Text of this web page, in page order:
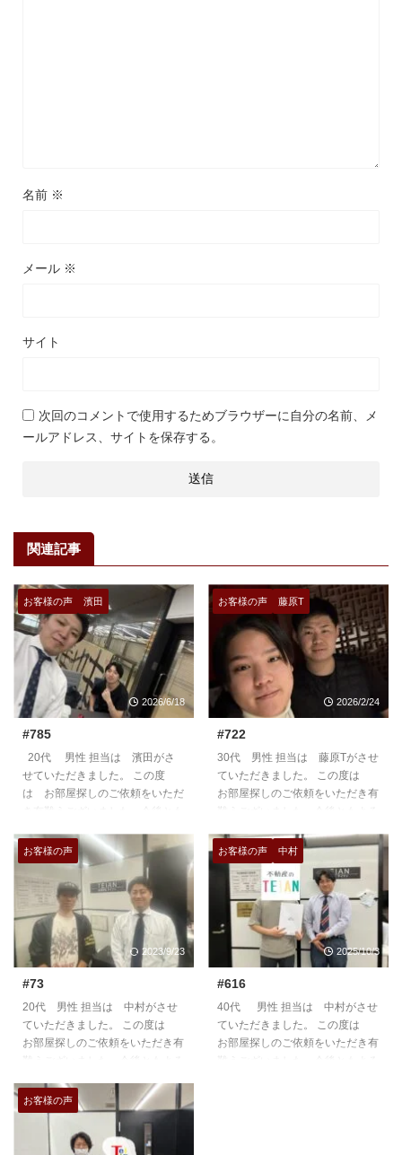
名前 ※
メール ※
サイト
次回のコメントで使用するためブラウザーに自分の名前、メ
ールアドレス、サイトを保存する。
関連記事
お客様の声 濱田
2026/6/18
#785
20代 男性 担当は 濱田がさ
せていただきました。 この度
は お部屋探しのご依頼をいただ
https://teian-enh.com/staff011/
お客様の声 藤原T
2026/2/24
#722
30代 男性 担当は 藤原Tがさせ
ていただきました。 この度は
お部屋探しのご依頼をいただき有
https://teian-enh.com/staff012/
お客様の声
2023/9/23
#73
20代 男性 担当は 中村がさせ
ていただきました。 この度は
お部屋探しのご依頼をいただき有
お客様の声 中村
2025/10/3
#616
40代 男性 担当は 中村がさせ
ていただきました。 この度は
お部屋探しのご依頼をいただき有
お客様の声